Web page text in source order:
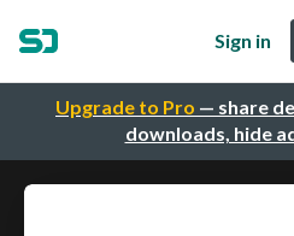
Upgrade to Pro — share
downloads, hide
Sign in